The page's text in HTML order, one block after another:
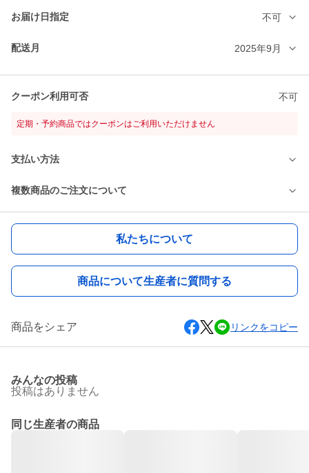
お届け日指定 不可
配送月 2025年9月
クーポン利用可否 不可
定期・予約商品ではクーポンはご利用いただけません
支払い方法
複数商品のご注文について
私たちについて
商品について生産者に質問する
商品をシェア リンクをコピー
みんなの投稿
投稿はありません
同じ生産者の商品